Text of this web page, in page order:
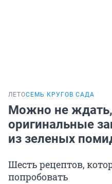
ЛЕТОСЕМЬ КРУГОВ САДА
Можно не
оригинальные
из зеленых
Шесть рецептов,
попробовать